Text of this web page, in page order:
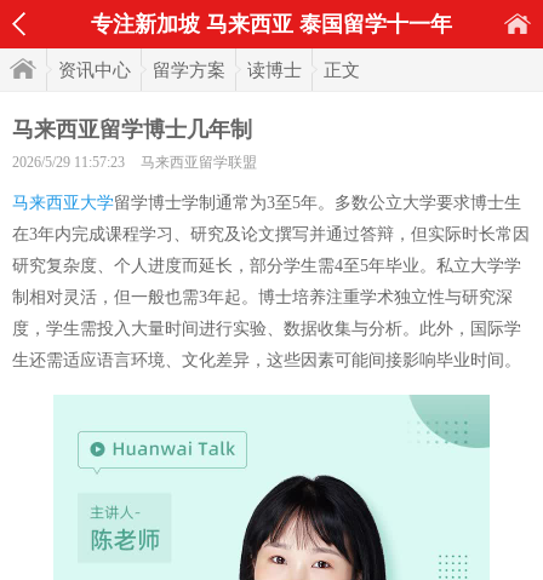
专注新加坡 马来西亚 泰国留学十一年
资讯中心 留学方案 读博士 正文
马来西亚留学博士几年制
2026/5/29 11:57:23 马来西亚留学联盟
马来西亚大学留学博士学制通常为3至5年。多数公立大学要求博士生
在3年内完成课程学习、研究及论文撰写并通过答辩，但实际时长常因
研究复杂度、个人进度而延长，部分学生需4至5年毕业。私立大学学
制相对灵活，但一般也需3年起。博士培养注重学术独立性与研究深
度，学生需投入大量时间进行实验、数据收集与分析。此外，国际学
生还需适应语言环境、文化差异，这些因素可能间接影响毕业时间。